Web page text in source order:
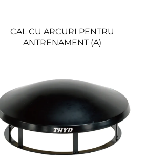
CAL CU ARCURI PENTRU
ANTRENAMENT (A)